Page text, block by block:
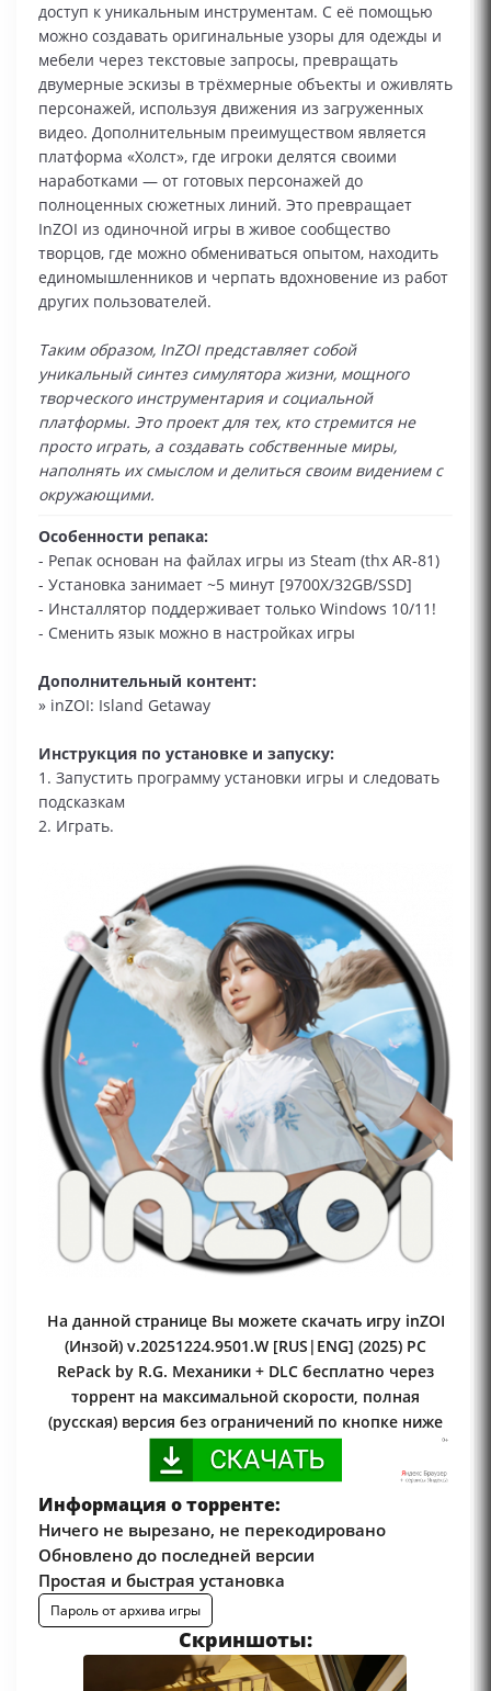
доступ к уникальным инструментам. С её помощью
можно создавать оригинальные узоры для одежды и
мебели через текстовые запросы, превращать
двумерные эскизы в трёхмерные объекты и оживлять
персонажей, используя движения из загруженных
видео. Дополнительным преимуществом является
платформа «Холст», где игроки делятся своими
наработками — от готовых персонажей до
полноценных сюжетных линий. Это превращает
InZOI из одиночной игры в живое сообщество
творцов, где можно обмениваться опытом, находить
единомышленников и черпать вдохновение из работ
других пользователей.
Таким образом, InZOI представляет собой
уникальный синтез симулятора жизни, мощного
творческого инструментария и социальной
платформы. Это проект для тех, кто стремится не
просто играть, а создавать собственные миры,
наполнять их смыслом и делиться своим видением с
окружающими.
Особенности репака:
- Репак основан на файлах игры из Steam (thx AR-81)
- Установка занимает ~5 минут [9700X/32GB/SSD]
- Инсталлятор поддерживает только Windows 10/11!
- Сменить язык можно в настройках игры
Дополнительный контент:
» inZOI: Island Getaway
Инструкция по установке и запуску:
1. Запустить программу установки игры и следовать
подсказкам
2. Играть.
На данной странице Вы можете скачать игру inZOI
(Инзой) v.20251224.9501.W [RUS|ENG] (2025) PC
RePack by R.G. Механики + DLC бесплатно через
торрент на максимальной скорости, полная
(русская) версия без ограничений по кнопке ниже
Информация о торренте:
Ничего не вырезано, не перекодировано
Обновлено до последней версии
Простая и быстрая установка
Пароль от архива игры
Скриншоты: